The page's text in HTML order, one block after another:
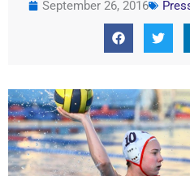
September 26, 2016